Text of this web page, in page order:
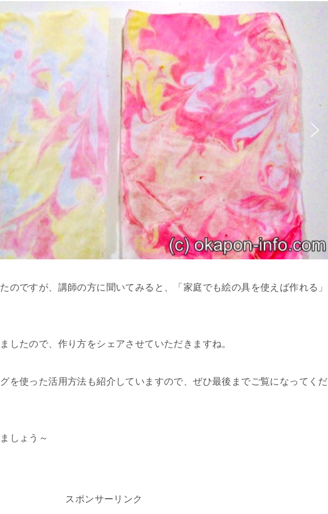
のですが、講師の方に聞いてみると、「家庭でも絵の具を使えば作れる」
したので、作り方をシェアさせていただきますね。
を使った活用方法も紹介していますので、ぜひ最後までご覧になってくだ
しょう～
スポンサーリンク